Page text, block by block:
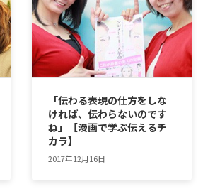
「伝わる表現の仕方をしな
ければ、伝わらないのです
ね」【漫画で学ぶ伝えるチ
カラ】
2017年12月16日